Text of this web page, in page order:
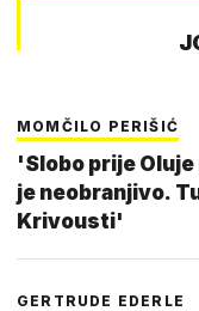
MOMČILO PERIŠIĆ
'Slobo prije
je neobranjivo.
Krivousti'
GERTRUDE EDERLE